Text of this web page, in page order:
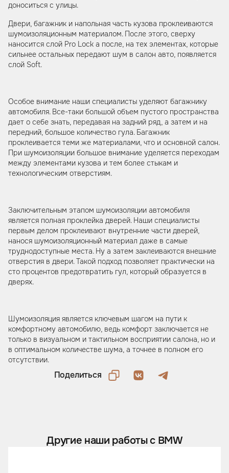
доноситься с улицы.
Двери, багажник и напольная часть кузова проклеиваются
шумоизоляционным материалом. После этого, сверху
наносится слой Pro Lock а после, на тех элементах, которые
сильнее остальных передают шум в салон авто, появляется
слой Soft.
Особое внимание наши специалисты уделяют багажнику
автомобиля. Все-таки большой объем пустого пространства
дает о себе знать, передавая на задний ряд, а затем и на
передний, большое количество гула. Багажник
проклеивается теми же материалами, что и основной салон.
При шумоизоляции большое внимание уделяется переходам
между элементами кузова и тем более стыкам и
технологическим отверстиям.
Заключительным этапом шумоизоляции автомобиля
является полная проклейка дверей. Наши специалисты
первым делом проклеивают внутренние части дверей,
нанося шумоизоляционный материал даже в самые
труднодоступные места. Ну а затем заклеиваются внешние
отверстия в двери. Такой подход позволяет практически на
сто процентов предотвратить гул, который образуется в
дверях.
Шумоизоляция является ключевым шагом на пути к
комфортному автомобилю, ведь комфорт заключается не
только в визуальном и тактильном восприятии салона, но и
в оптимальном количестве шума, а точнее в полном его
отсутствии.
Поделиться
Другие наши работы с BMW